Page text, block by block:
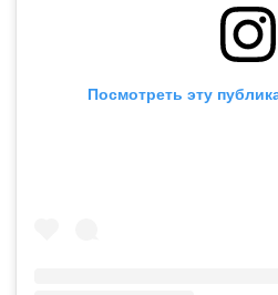
Посмотреть эту